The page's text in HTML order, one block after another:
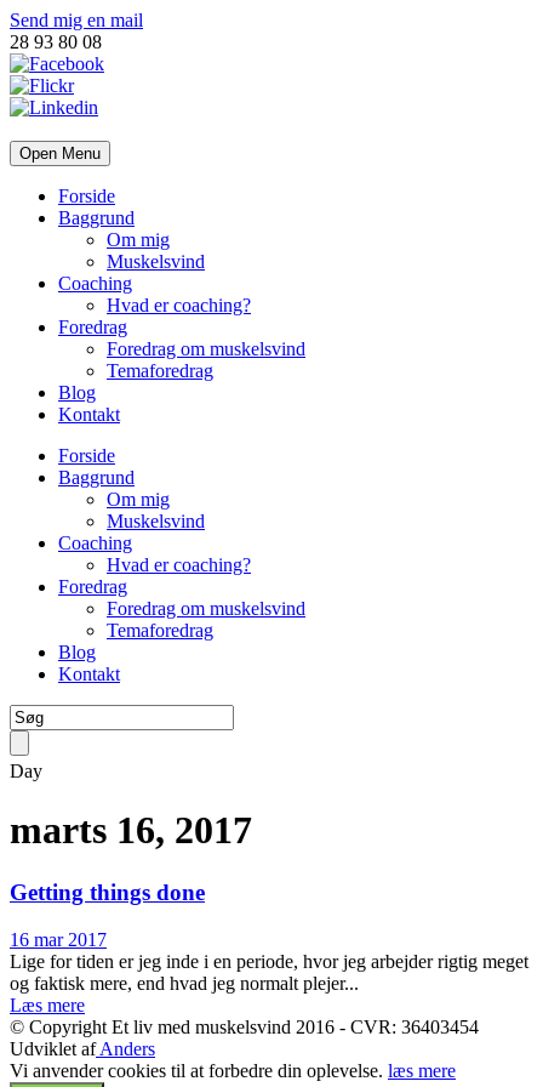
Send mig en mail
28 93 80 08
Open Menu
Forside
Baggrund
Om mig
Muskelsvind
Coaching
Hvad er coaching?
Foredrag
Foredrag om muskelsvind
Temaforedrag
Blog
Kontakt
Forside
Baggrund
Om mig
Muskelsvind
Coaching
Hvad er coaching?
Foredrag
Foredrag om muskelsvind
Temaforedrag
Blog
Kontakt
Day
marts 16, 2017
Getting things done
16 mar 2017
Lige for tiden er jeg inde i en periode, hvor jeg arbejder rigtig meget
og faktisk mere, end hvad jeg normalt plejer...
Læs mere
© Copyright Et liv med muskelsvind 2016 - CVR: 36403454
Udviklet afAnders
Vi anvender cookies til at forbedre din oplevelse. læs mere